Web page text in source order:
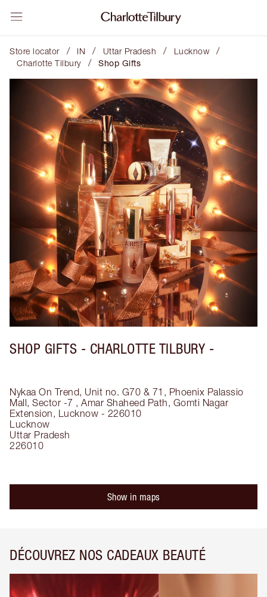
Store locator / IN / Uttar Pradesh / Lucknow /
Charlotte Tilbury / Shop Gifts
SHOP GIFTS - CHARLOTTE TILBURY -
Nykaa On Trend, Unit no. G70 & 71, Phoenix Palassio
Mall, Sector -7 , Amar Shaheed Path, Gomti Nagar
Extension, Lucknow - 226010
Lucknow
Uttar Pradesh
226010
Show in maps
DÉCOUVREZ NOS CADEAUX BEAUTÉ